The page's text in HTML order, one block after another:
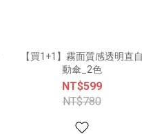
【買1+1】霧面質感透明直自
動傘_2色
NT$599
NT$780